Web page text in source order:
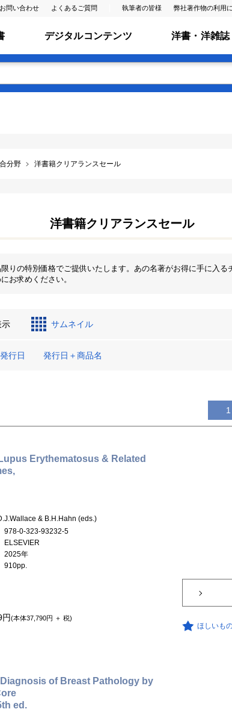
お問い合わせ よくあるご質問 執筆者の皆様 弊社著作物の利用
デジタルコンテンツ 洋書・洋雑誌
分野 洋書籍クリアランスセール
洋書籍クリアランスセール
りの特別価格でご提供いたします。あの名著がお得に手に入
お求めください。
示 サムネイル
発行日 発行日＋商品名
1
Erythematosus & Related
& B.H.Hahn (eds.)
978-0-323-93232-5
ELSEVIER
2025年
910pp.
(本体37,790円 ＋ 税)
ほしいも
of Breast Pathology by
ed.